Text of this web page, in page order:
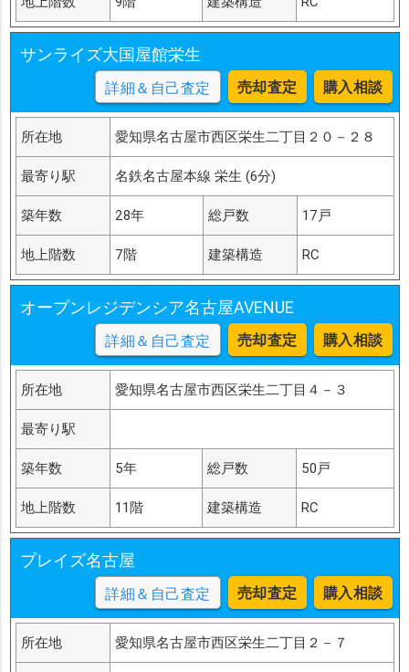
サンライズ大国屋館栄生
詳細＆自己査定 売却査定 購入相談
所在地 愛知県名古屋市西区栄生二丁目２０－２８
最寄り駅 名鉄名古屋本線 栄生 (6分)
築年数 28年 総戸数 17戸
地上階数 7階 建築構造 RC
オープンレジデンシア名古屋AVENUE
詳細＆自己査定 売却査定 購入相談
所在地 愛知県名古屋市西区栄生二丁目４－３
最寄り駅
築年数 5年 総戸数 50戸
地上階数 11階 建築構造 RC
プレイズ名古屋
詳細＆自己査定 売却査定 購入相談
所在地 愛知県名古屋市西区栄生二丁目２－７